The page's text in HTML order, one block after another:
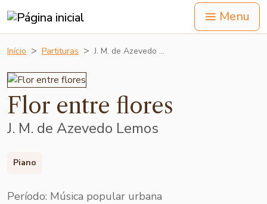
Menu
Início Partituras J. M. de Azevedo …
Flor entre flores
J. M. de Azevedo Lemos
Piano
Período: Música popular urbana